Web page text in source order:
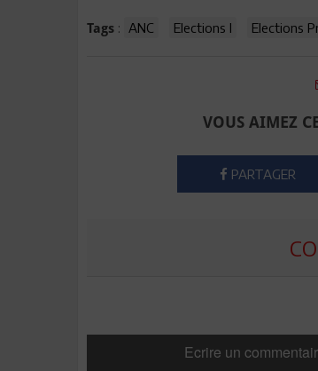
Tags : ANC Elections l Elections
VOUS AIMEZ
PARTAGER
Ecrire un